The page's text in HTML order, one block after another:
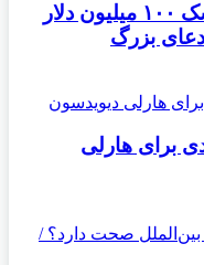
یک ساعت از زمان ایلان ماسک ۱۰۰ میلیون دلار
بزرگ
برای هارلی